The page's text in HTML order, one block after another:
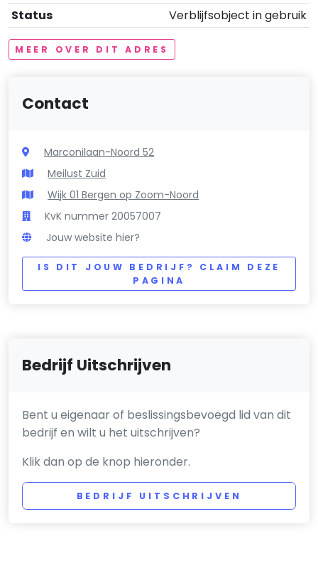
Status
Verblijfsobject in gebruik
MEER OVER DIT ADRES
Contact
Marconilaan-Noord 52
Meilust Zuid
Wijk 01 Bergen op Zoom-Noord
KvK nummer 20057007
Jouw website hier?
IS DIT JOUW BEDRIJF? CLAIM DEZE
PAGINA
Bedrijf Uitschrijven
Bent u eigenaar of beslissingsbevoegd lid van dit
bedrijf en wilt u het uitschrijven?
Klik dan op de knop hieronder.
BEDRIJF UITSCHRIJVEN